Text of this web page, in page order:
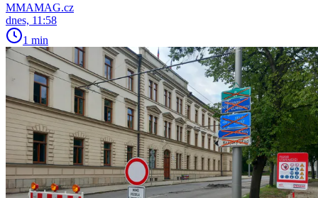
MMAMAG.cz
dnes, 11:58
1 min